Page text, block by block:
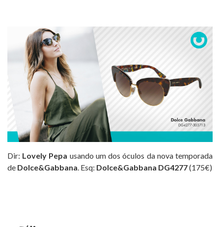
Dir: Lovely Pepa usando um dos óculos da nova temporada
de Dolce&Gabbana. Esq: Dolce&Gabbana DG4277(175€)